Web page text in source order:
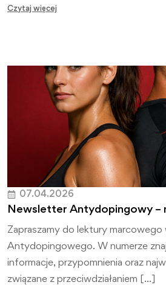
Czytaj więcej
07.04.2026
Newsletter Antydopingowy –
Zapraszamy do lektury
Antydopingowego. W numerze
informacje, przypomnienia oraz
związane z przeciwdziałaniem […]